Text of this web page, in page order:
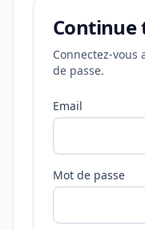
Continue
Connectez-vous
de passe.
Email
Mot de passe